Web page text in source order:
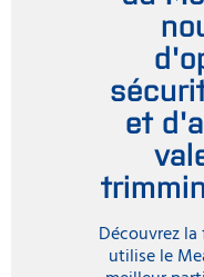
et
Découvrez
utilise le